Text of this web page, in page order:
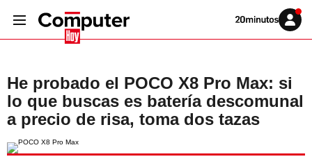
Volver
Iniciar
sesión
He probado el POCO X8 Pro Max: si
lo que buscas es batería descomunal
a precio de risa, toma dos tazas